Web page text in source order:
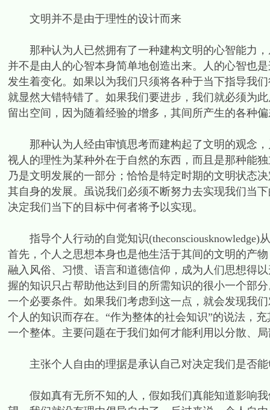
文明并不是由于理性的设计而来
那种认为人已然拥有了一种建构文明的心智能力，
并不是由人的心智本身简单地创造出来。人的心智也
发生着变化。如果以为我们只须将各种于当下指导我
就显然大错特错了。如果我们要进步，我们就必须为
留出空间，因为随着经验的增多，其间所产生的各种
那种认为人经由审慎思考而建构起了文明的观念，
视人的理性为某种外在于自然的东西，而且是那种能
乃是文明发展的一部分；恰恰是特定时期的文明状态
其自身的发展。虽说我们必须不断努力去实现我们当
决定我们当下的目标中何者将予以实现。
指导个人行动的自觉知识(theconsciousknowledge)
首先，个人之思想本身也是他生活于其间的文明的产
融入风俗、习惯、语言和道德信仰，成为人们思想得
握的知识只占帮助他达到目的所需知识的很小一个部
一个必要条件。如果我们考虑到这一点，就会发现我
个人的知识而存在。“作为整体的社会知识”的说法，
一个整体。主要问题在于我们如何才能利用以分散、
主张个人自由的理据是承认自己对决定我们是否能
假如真有无所不知的人，假如我们真能知道影响我